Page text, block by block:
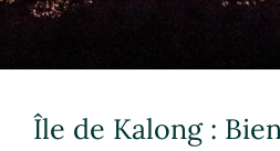
Île de Kalong :